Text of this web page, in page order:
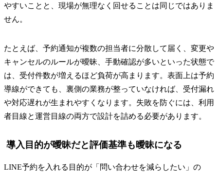
やすいことと、現場が無理なく回せることは同じではありま
せん。
たとえば、予約通知が複数の担当者に分散して届く、変更や
キャンセルのルールが曖昧、手動確認が多いといった状態で
は、受付件数が増えるほど負荷が高まります。表面上は予約
導線ができても、裏側の業務が整っていなければ、受付漏れ
や対応遅れが生まれやすくなります。失敗を防ぐには、利用
者目線と運営目線の両方で設計を詰める必要があります。
導入目的が曖昧だと評価基準も曖昧になる
LINE予約を入れる目的が「問い合わせを減らしたい」の